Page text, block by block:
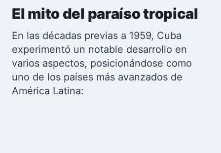
El mito del paraíso tropical
En las décadas previas a 1959, Cuba
experimentó un notable desarrollo en
varios aspectos, posicionándose como
uno de los países más avanzados de
América Latina: